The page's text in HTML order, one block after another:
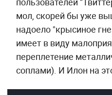
мол, скорей бы уже
надоело "крысиное
имеет в виду
переплетение
соплами). И Илон на